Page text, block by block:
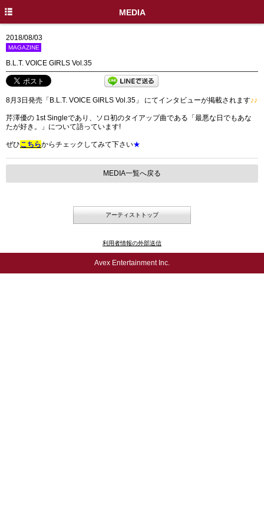
MEDIA
2018/08/03
MAGAZINE
B.L.T. VOICE GIRLS Vol.35
8月3日発売「B.L.T. VOICE GIRLS Vol.35」 にてインタビューが掲載されます♪♪
芹澤優の 1st Singleであり、ソロ初のタイアップ曲である「最悪な日でもあな
たが好き。」について語っています!
ぜひこちらからチェックしてみて下さい★
MEDIA一覧へ戻る
アーティストトップ
利用者情報の外部送信
Avex Entertainment Inc.
HOME
INFO
PROFILE
LIVE / EVENT
MEDIA
MOVIE